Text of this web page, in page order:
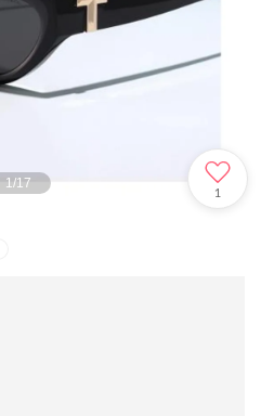
1 /17
1